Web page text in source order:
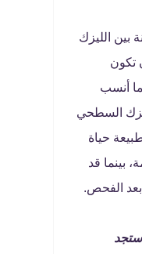
بين الليزك
تكون
أنسب
السطحي
حياة
بينما قد
الفحص.
ستجد